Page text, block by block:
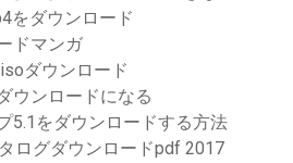
をダウンロード
ドマンガ
ダウンロード
ウンロードになる
5.1をダウンロードする方法
ログダウンロードpdf 2017